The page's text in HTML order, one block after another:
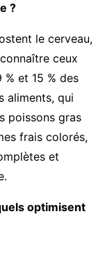
?
le cerveau,
ceux
et 15 % des
aliments, qui
poissons gras
frais colorés,
et
optimisent